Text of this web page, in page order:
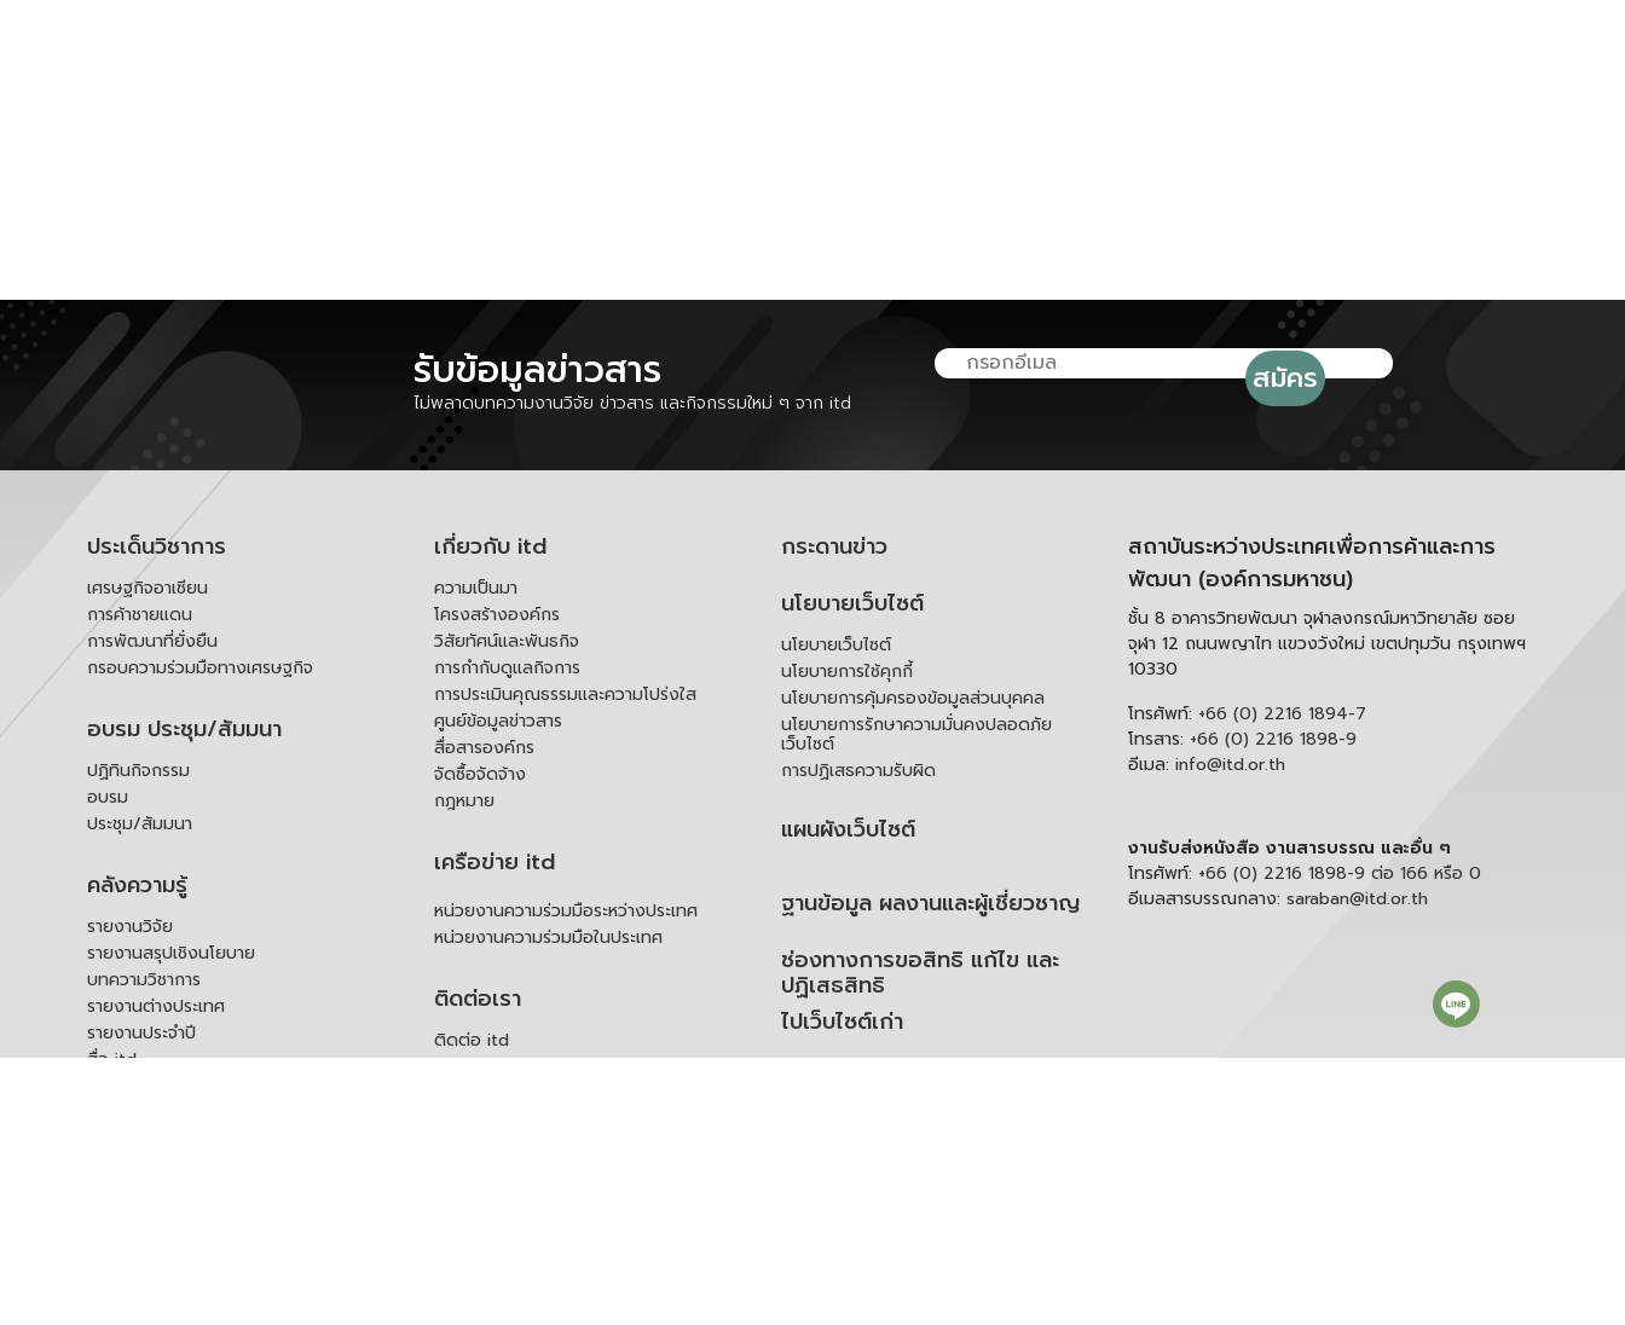
รับข้อมูลข่าวสาร
ไม่พลาดบทความงานวิจัย ข่าวสาร และกิจกรรมใหม่ ๆ จาก itd
ประเด็นวิชาการ
เศรษฐกิจอาเซียน
การค้าชายแดน
การพัฒนาที่ยั่งยืน
กรอบความร่วมมือทางเศรษฐกิจ
อบรม ประชุม/สัมมนา
ปฏิทินกิจกรรม
อบรม
ประชุม/สัมมนา
คลังความรู้
รายงานวิจัย
รายงานสรุปเชิงนโยบาย
บทความวิชาการ
รายงานต่างประเทศ
รายงานประจำปี
สื่อ itd
เกี่ยวกับ itd
ความเป็นมา
โครงสร้างองค์กร
วิสัยทัศน์และพันธกิจ
การกำกับดูแลกิจการ
การประเมินคุณธรรมและความโปร่งใส
ศูนย์ข้อมูลข่าวสาร
สื่อสารองค์กร
จัดซื้อจัดจ้าง
กฎหมาย
เครือข่าย itd
หน่วยงานความร่วมมือระหว่างประเทศ
หน่วยงานความร่วมมือในประเทศ
ติดต่อเรา
ติดต่อ itd
กระดานข่าว
นโยบายเว็บไซต์
นโยบายเว็บไซต์
นโยบายการใช้คุกกี้
นโยบายการคุ้มครองข้อมูลส่วนบุคคล
นโยบายการรักษาความมั่นคงปลอดภัย
เว็บไซต์
การปฏิเสธความรับผิด
แผนผังเว็บไซต์
ฐานข้อมูล ผลงานและผู้เชี่ยวชาญ
ช่องทางการขอสิทธิ แก้ไข และ
ปฏิเสธสิทธิ
ไปเว็บไซต์เก่า
สถาบันระหว่างประเทศเพื่อการค้าและการ
พัฒนา (องค์การมหาชน)
ชั้น 8 อาคารวิทยพัฒนา จุฬาลงกรณ์มหาวิทยาลัย ซอย
จุฬา 12 ถนนพญาไท แขวงวังใหม่ เขตปทุมวัน กรุงเทพฯ
10330
โทรศัพท์: +66 (0) 2216 1894-7
โทรสาร: +66 (0) 2216 1898-9
อีเมล: info@itd.or.th
งานรับส่งหนังสือ งานสารบรรณ และอื่น ๆ
โทรศัพท์: +66 (0) 2216 1898-9 ต่อ 166 หรือ 0
อีเมลสารบรรณกลาง: saraban@itd.or.th